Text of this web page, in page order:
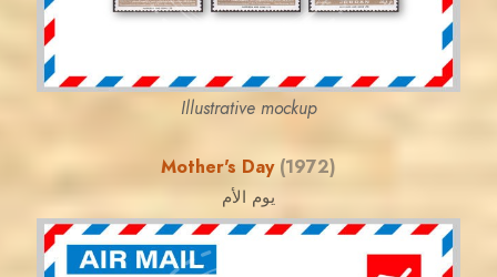
Illustrative mockup
Mother's Day (1972)
يوم الأم